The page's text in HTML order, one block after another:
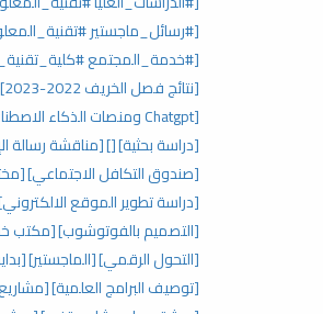
[#رسائل_ماجستير
[#خدمة_المجتمع
[نتائج فصل الخريف 2022-2023]
[Chatgpt ومنصات الذكاء الاصطناعي]
[دراسة بحثية][][مناقشة رسالة
[صندوق التكافل الاجتماعي]
[دراسة تطوير الموقع
[التصميم بالفوتوشوب][مكتب
[التحول الرقمي][الماجستير]
[توصيف البرامج العلمية]